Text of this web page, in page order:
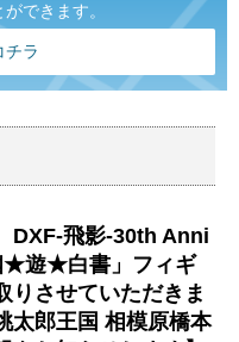
できます。
チラ
DXF-飛影-30th Anni
★遊★白書」フィギ
りさせていただきま
太郎王国 相模原橋本